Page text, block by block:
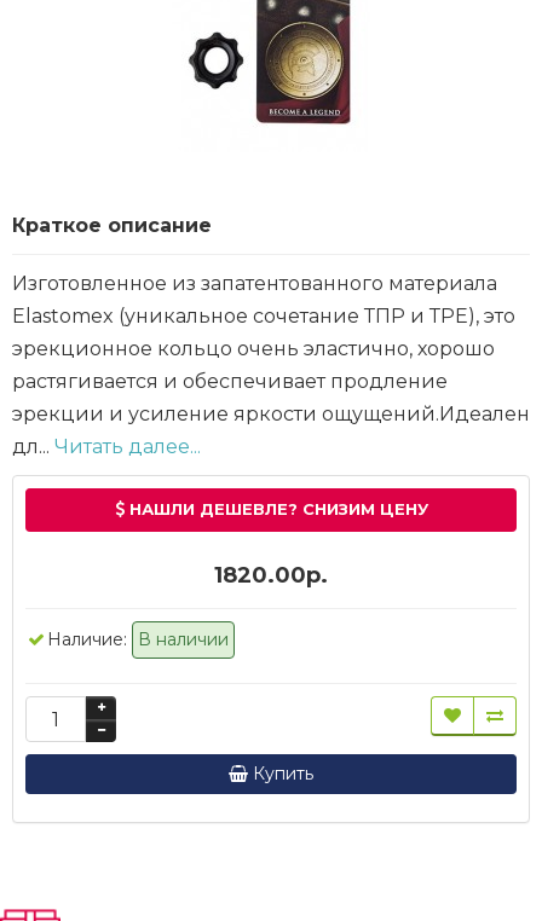
Краткое описание
Изготовленное из запатентованного материала
Elastomex (уникальное сочетание ТПР и ТРЕ), это
эрекционное кольцо очень эластично, хорошо
растягивается и обеспечивает продление
эрекции и усиление яркости ощущений.Идеален
дл... Читать далее...
НАШЛИ ДЕШЕВЛЕ? СНИЗИМ ЦЕНУ
1820.00р.
Наличие: В наличии
Купить